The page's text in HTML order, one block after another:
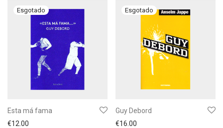
Esta má fama
€12.00
Guy Debord
€16.00